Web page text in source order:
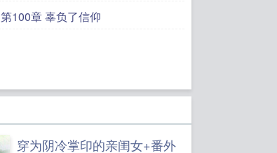
第100章 辜负了信仰
穿为阴冷掌印的亲闺女+番外